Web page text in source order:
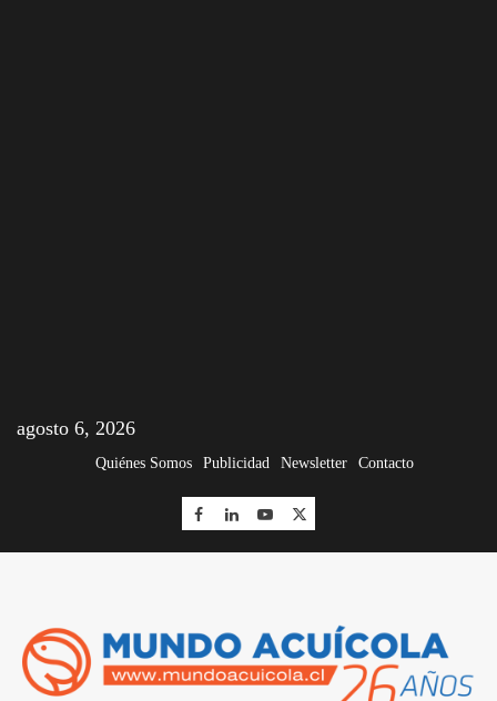
agosto 6, 2026
Quiénes Somos Publicidad Newsletter Contacto